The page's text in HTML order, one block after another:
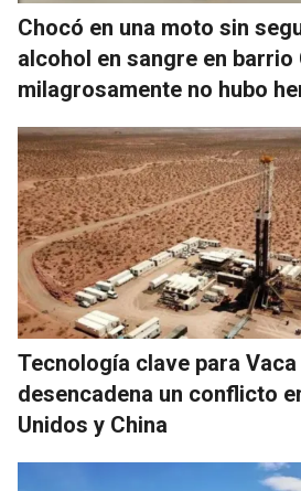
Chocó en una moto sin
alcohol en sangre en barrio
milagrosamente no hubo
Tecnología clave para
desencadena un conflicto
Unidos y China